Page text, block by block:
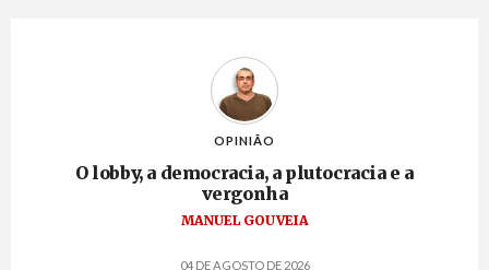
OPINIÃO
O lobby, a democracia, a plutocracia e a
vergonha
MANUEL GOUVEIA
04 DE AGOSTO DE 2026